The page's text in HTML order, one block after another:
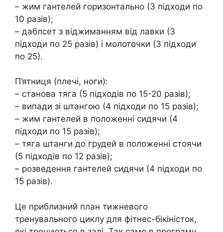
– жим гантелей горизонтально (3 підходи по
10 разів);
– даблсет з віджиманням від лавки (3
підходи по 25 разів) і молоточки (3 підходи
по 25).
П’ятниця (плечі, ноги):
– станова тяга (5 підходів по 15-20 разів);
– випади зі штангою (4 підходи по 15 разів);
– жим гантелей в положенні сидячи (4
підходи по 15 разів);
– тяга штанги до грудей в положенні стоячи
(5 підходів по 12 разів);
– розведення гантелей сидячи (4 підходи по
15 разів).
Це приблизний план тижневого
тренувального циклу для фітнес-бікіністок,